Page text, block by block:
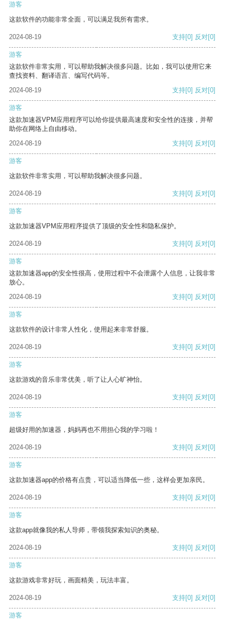
游客
这款软件的功能非常全面，可以满足我所有需求。
2024-08-19 支持[0] 反对[0]
游客
这款软件非常实用，可以帮助我解决很多问题。比如，我可以使用它来
查找资料、翻译语言、编写代码等。
2024-08-19
支持[0] 反对[0]
游客
这款加速器VPM应用程序可以给你提供最高速度和安全性的连接，并帮
助你在网络上自由移动。
2024-08-19
支持[0] 反对[0]
游客
这款软件非常实用，可以帮助我解决很多问题。
2024-08-19 支持[0] 反对[0]
游客
这款加速器VPM应用程序提供了顶级的安全性和隐私保护。
2024-08-19 支持[0] 反对[0]
游客
这款加速器app的安全性很高，使用过程中不会泄露个人信息，让我非常
放心。
2024-08-19
支持[0] 反对[0]
游客
这款软件的设计非常人性化，使用起来非常舒服。
2024-08-19 支持[0] 反对[0]
游客
这款游戏的音乐非常优美，听了让人心旷神怡。
2024-08-19 支持[0] 反对[0]
游客
超级好用的加速器，妈妈再也不用担心我的学习啦！
2024-08-19 支持[0] 反对[0]
游客
这款加速器app的价格有点贵，可以适当降低一些，这样会更加亲民。
2024-08-19 支持[0] 反对[0]
游客
这款app就像我的私人导师，带领我探索知识的奥秘。
2024-08-19 支持[0] 反对[0]
游客
这款游戏非常好玩，画面精美，玩法丰富。
2024-08-19 支持[0] 反对[0]
游客